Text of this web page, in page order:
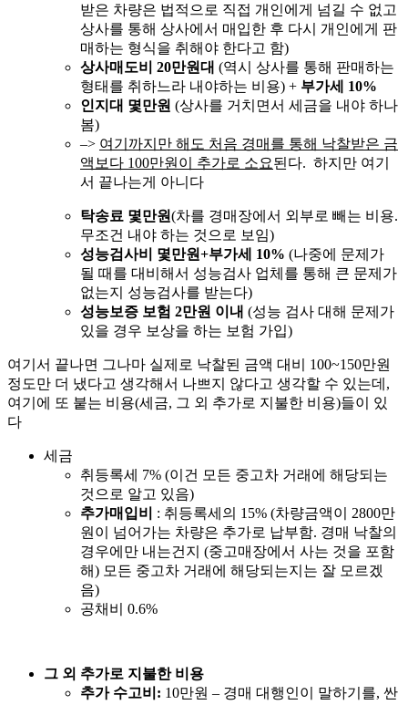
받은 차량은 법적으로 직접 개인에게 넘길 수 없고
상사를 통해 상사에서 매입한 후 다시 개인에게 판
매하는 형식을 취해야 한다고 함)
상사매도비 20만원대 (역시 상사를 통해 판매하는
형태를 취하느라 내야하는 비용) + 부가세 10%
인지대 몇만원 (상사를 거치면서 세금을 내야 하나
봄)
–> 여기까지만 해도 처음 경매를 통해 낙찰받은 금
액보다 100만원이 추가로 소요된다. 하지만 여기
서 끝나는게 아니다
탁송료 몇만원(차를 경매장에서 외부로 빼는 비용.
무조건 내야 하는 것으로 보임)
성능검사비 몇만원+부가세 10% (나중에 문제가
될 때를 대비해서 성능검사 업체를 통해 큰 문제가
없는지 성능검사를 받는다)
성능보증 보험 2만원 이내 (성능 검사 대해 문제가
있을 경우 보상을 하는 보험 가입)
여기서 끝나면 그나마 실제로 낙찰된 금액 대비 100~150만원
정도만 더 냈다고 생각해서 나쁘지 않다고 생각할 수 있는데,
여기에 또 붙는 비용(세금, 그 외 추가로 지불한 비용)들이 있
다
세금
취등록세 7% (이건 모든 중고차 거래에 해당되는
것으로 알고 있음)
추가매입비
: 취등록세의 15% (차량금액이 2800만
원이 넘어가는 차량은 추가로 납부함. 경매 낙찰의
경우에만 내는건지 (중고매장에서 사는 것을 포함
해) 모든 중고차 거래에 해당되는지는 잘 모르겠
음)
공채비 0.6%
그 외 추가로 지불한 비용
추가 수고비: 10만원 – 경매 대행인이 말하기를, 싼